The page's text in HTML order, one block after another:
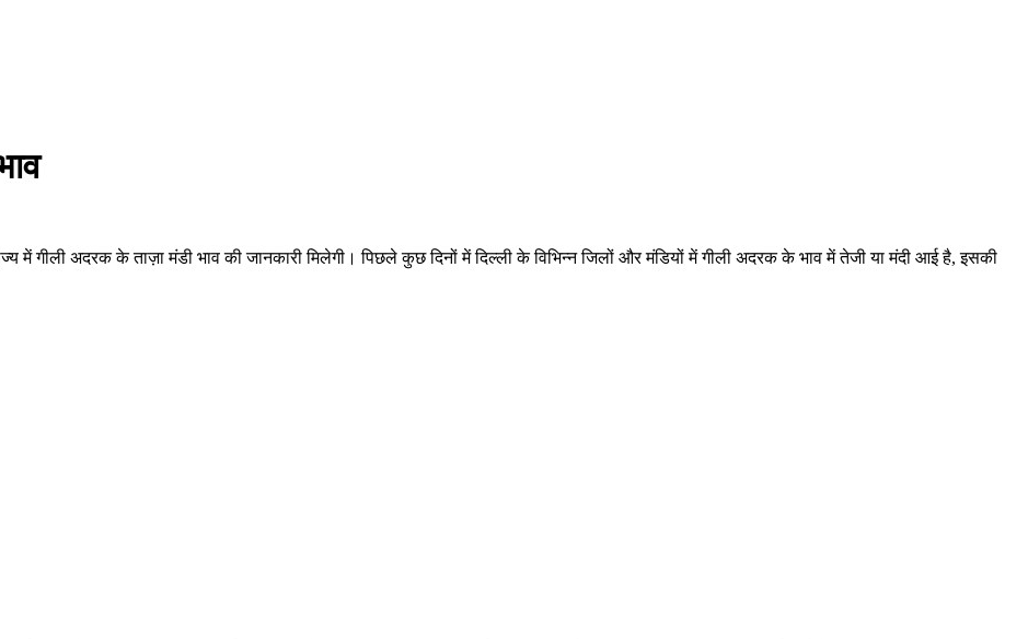
में गीली अदरक के ताज़ा मंडी भाव की जानकारी मिलेगी। पिछले कुछ दिनों में दिल्ली के विभिन्न जिलों और मंडियों में गीली अदरक के भाव में तेजी या मंदी आई है, इसकी